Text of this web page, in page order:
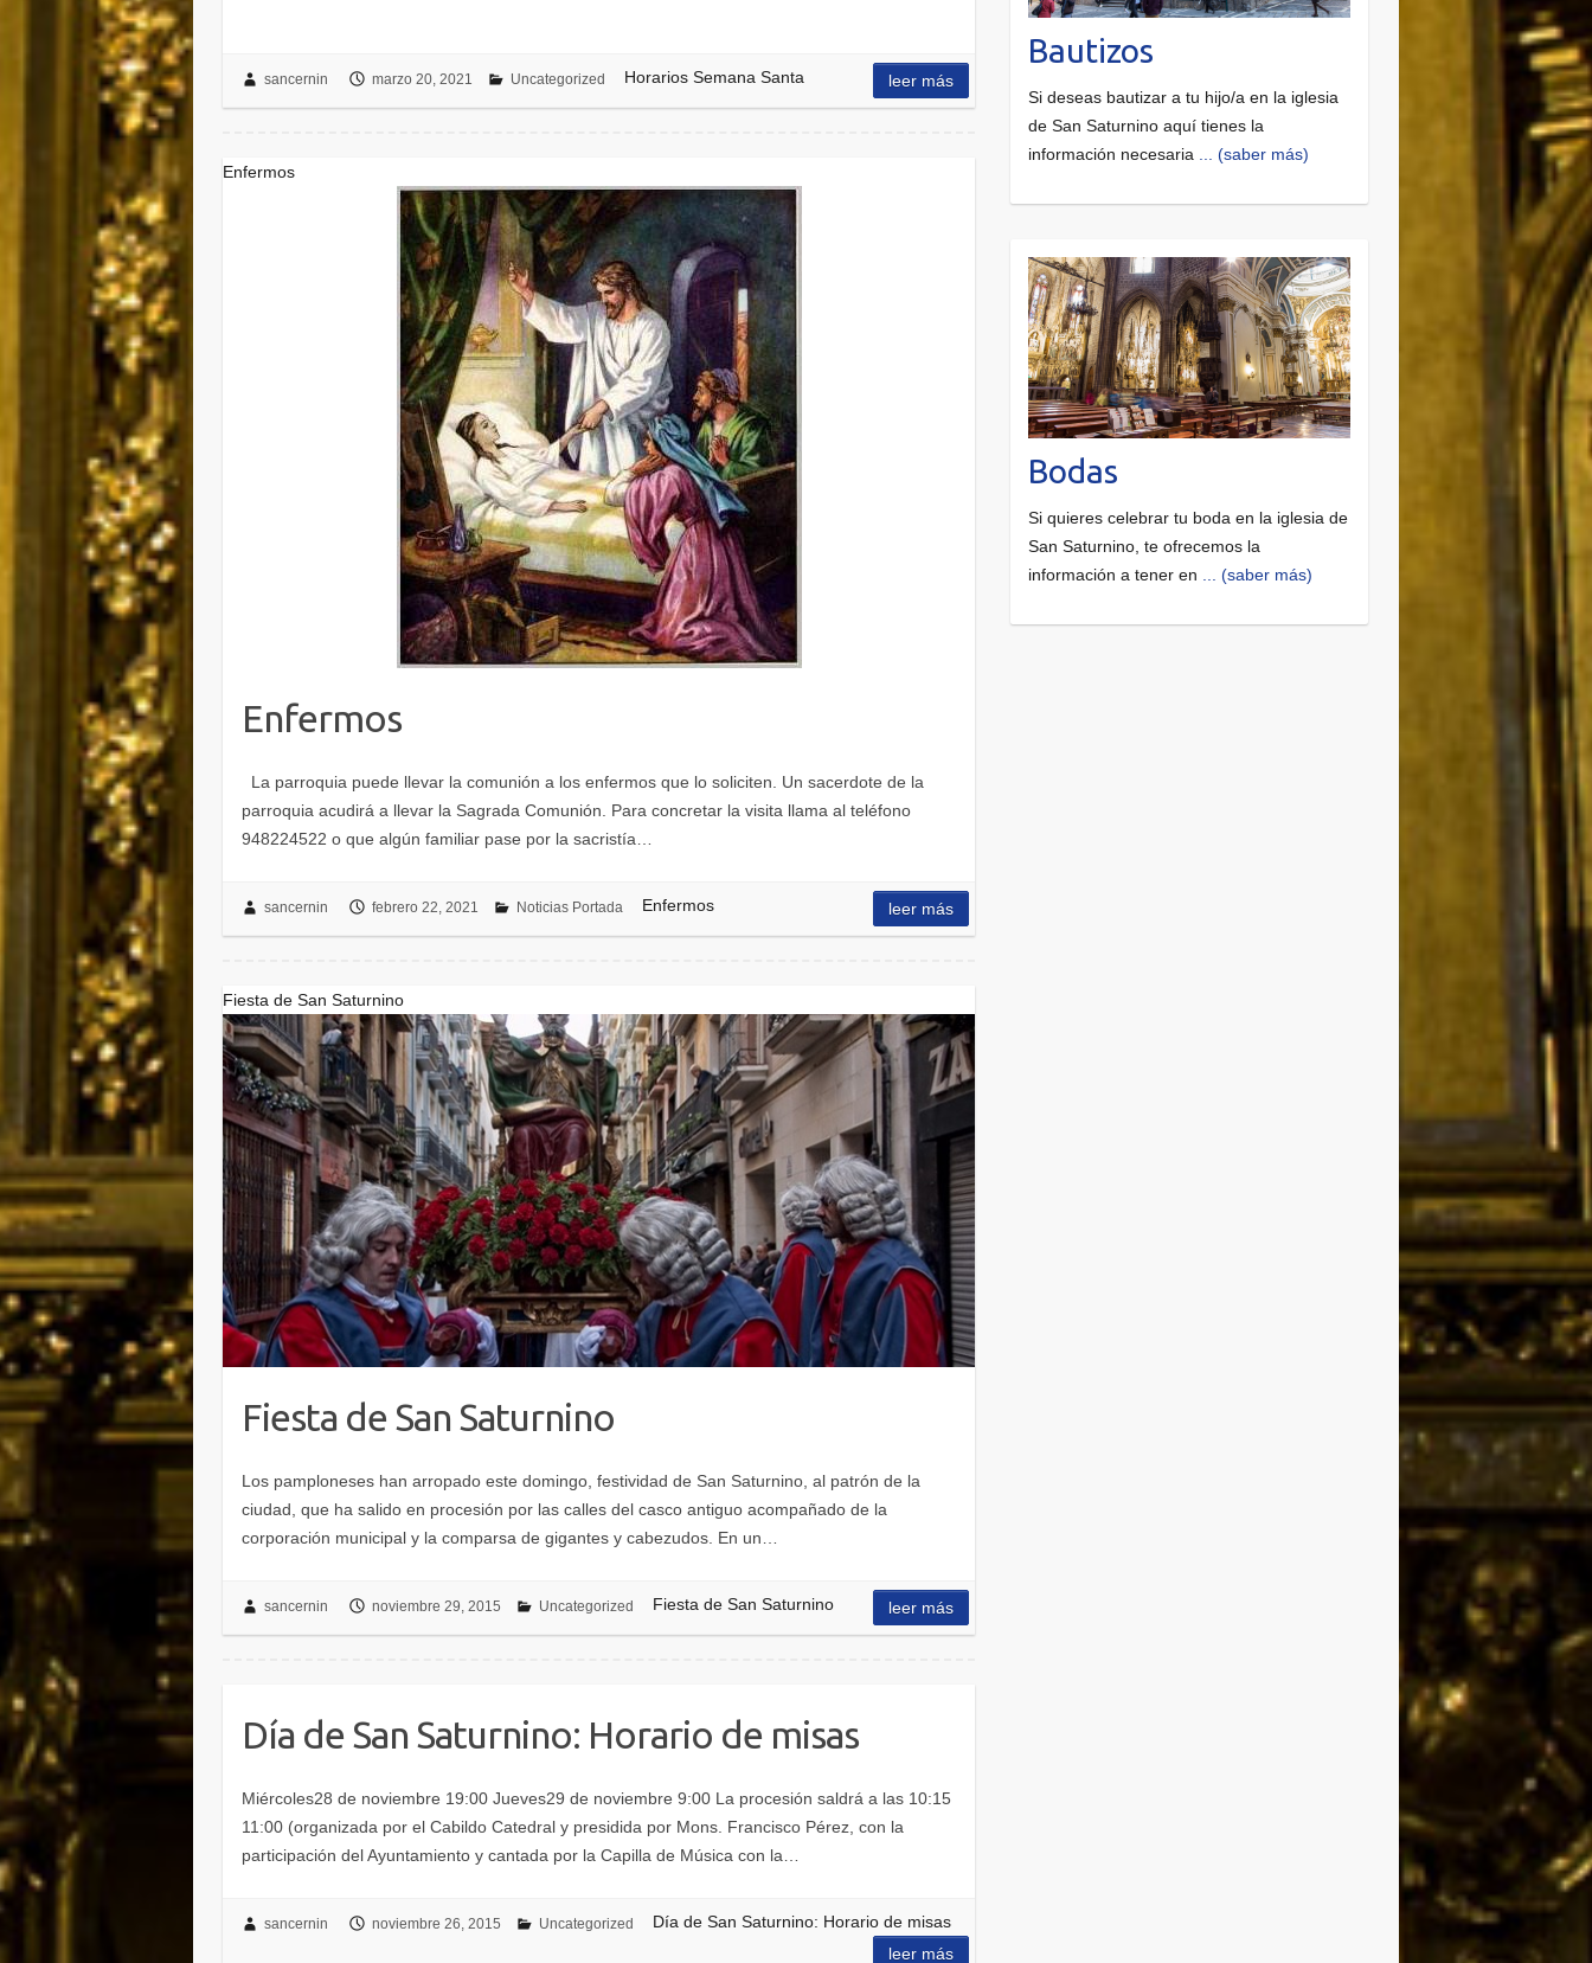
sancernin marzo 20, 2021 Uncategorized Horarios Semana Santa leer más
Enfermos
Enfermos
La parroquia puede llevar la comunión a los enfermos que lo soliciten. Un sacerdote de la
parroquia acudirá a llevar la Sagrada Comunión. Para concretar la visita llama al teléfono
948224522 o que algún familiar pase por la sacristía…
sancernin febrero 22, 2021 Noticias Portada Enfermos leer más
Fiesta de San Saturnino
Fiesta de San Saturnino
Los pamploneses han arropado este domingo, festividad de San Saturnino, al patrón de la
ciudad, que ha salido en procesión por las calles del casco antiguo acompañado de la
corporación municipal y la comparsa de gigantes y cabezudos. En un…
sancernin noviembre 29, 2015 Uncategorized Fiesta de San Saturnino leer más
Día de San Saturnino: Horario de misas
Miércoles28 de noviembre 19:00 Jueves29 de noviembre 9:00 La procesión saldrá a las 10:15
11:00 (organizada por el Cabildo Catedral y presidida por Mons. Francisco Pérez, con la
participación del Ayuntamiento y cantada por la Capilla de Música con la…
sancernin noviembre 26, 2015 Uncategorized
Día de San Saturnino: Horario de misas
leer más
Bautizos
Si deseas bautizar a tu hijo/a en la iglesia
de San Saturnino aquí tienes la
información necesaria
... (saber más)
Bodas
Si quieres celebrar tu boda en la iglesia de
San Saturnino, te ofrecemos la
información a tener en
... (saber más)